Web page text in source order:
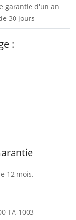
garantie d'un an
30 jours
:
12 mois.
TA-1003